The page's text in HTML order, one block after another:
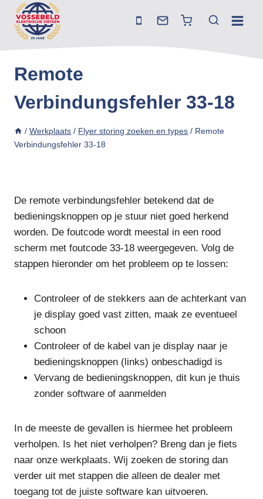
Doorgaan
naar
inhoud
Remote
Verbindungsfehler 33-18
/ Werkplaats / Flyer storing zoeken en types / Remote
Verbindungsfehler 33-18
De remote verbindungsfehler betekend dat de
bedieningsknoppen op je stuur niet goed herkend
worden. De foutcode wordt meestal in een rood
scherm met foutcode 33-18 weergegeven. Volg de
stappen hieronder om het probleem op te lossen:
Controleer of de stekkers aan de achterkant van
je display goed vast zitten, maak ze eventueel
schoon
Controleer of de kabel van je display naar je
bedieningsknoppen (links) onbeschadigd is
Vervang de bedieningsknoppen, dit kun je thuis
zonder software of aanmelden
In de meeste de gevallen is hiermee het probleem
verholpen. Is het niet verholpen? Breng dan je fiets
naar onze werkplaats. Wij zoeken de storing dan
verder uit met stappen die alleen de dealer met
toegang tot de juiste software kan uitvoeren.